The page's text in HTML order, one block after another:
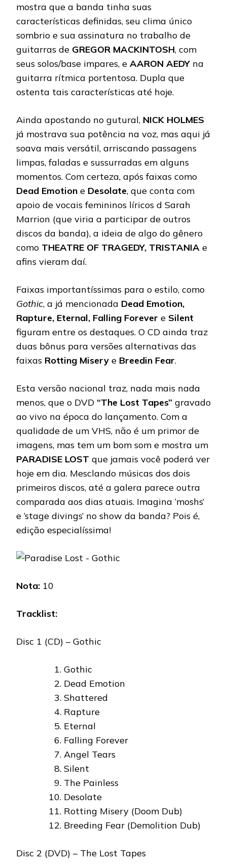
mostra que a banda tinha suas
características definidas, seu clima único
sombrio e sua assinatura no trabalho de
guitarras de GREGOR MACKINTOSH, com
seus solos/base impares, e AARON AEDY na
guitarra rítmica portentosa. Dupla que
ostenta tais características até hoje.
Ainda apostando no gutural, NICK HOLMES
já mostrava sua potência na voz, mas aqui já
soava mais versátil, arriscando passagens
limpas, faladas e sussurradas em alguns
momentos. Com certeza, após faixas como
Dead Emotion e Desolate, que conta com
apoio de vocais femininos líricos d Sarah
Marrion (que viria a participar de outros
discos da banda), a ideia de algo do gênero
como THEATRE OF TRAGEDY, TRISTANIA e
afins vieram daí.
Faixas importantíssimas para o estilo, como
Gothic, a já mencionada Dead Emotion,
Rapture, Eternal, Falling Forever e Silent
figuram entre os destaques. O CD ainda traz
duas bônus para versões alternativas das
faixas Rotting Misery e Breedin Fear.
Esta versão nacional traz, nada mais nada
menos, que o DVD “The Lost Tapes” gravado
ao vivo na época do lançamento. Com a
qualidade de um VHS, não é um primor de
imagens, mas tem um bom som e mostra um
PARADISE LOST que jamais você poderá ver
hoje em dia. Mesclando músicas dos dois
primeiros discos, até a galera parece outra
comparada aos dias atuais. Imagina ‘moshs’
e ‘stage divings’ no show da banda? Pois é,
edição especialíssima!
Nota: 10
Tracklist:
Disc 1 (CD) – Gothic
Gothic
Dead Emotion
Shattered
Rapture
Eternal
Falling Forever
Angel Tears
Silent
The Painless
Desolate
Rotting Misery (Doom Dub)
Breeding Fear (Demolition Dub)
Disc 2 (DVD) – The Lost Tapes